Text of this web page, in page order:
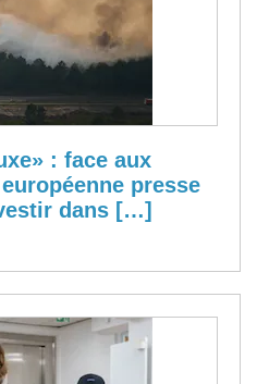
: face aux
presse
dans […]